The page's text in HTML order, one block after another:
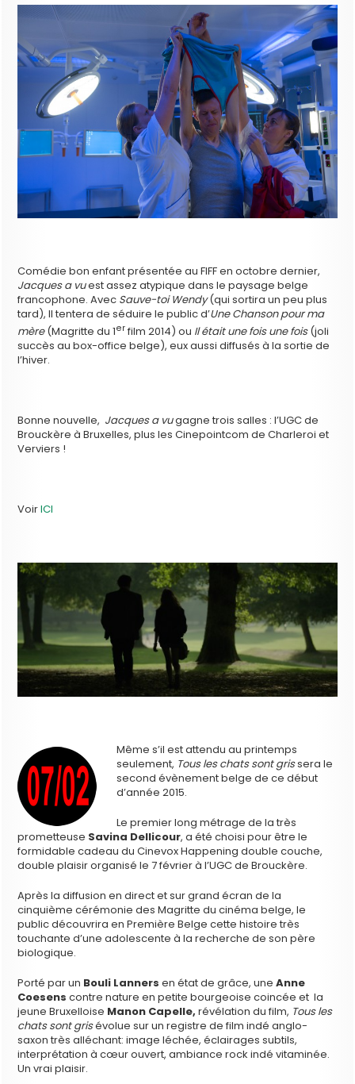
Comédie bon enfant présentée au FIFF en octobre dernier,
Jacques a vuest assez atypique dans le paysage belge
francophone. Avec Sauve-toi Wendy(qui sortira un peu plus
tard), Il tentera de séduire le public d’Une Chanson pour ma
mère(Magritte du 1er film 2014) ou Il était une fois une fois(joli
succès au box-office belge), eux aussi diffusés à la sortie de
l’hiver.
Bonne nouvelle, Jacques a vugagne trois salles : l’UGC de
Brouckère à Bruxelles, plus les Cinepointcom de Charleroi et
Verviers !
VoirICI
Même s’il est attendu au printemps
seulement, Tous les chats sont grissera le
second évènement belge de ce début
d’année 2015.
Le premier long métrage de la très
prometteuse Savina Dellicour, a été choisi pour être le
formidable cadeau du Cinevox Happening double couche,
double plaisir organisé le 7 février à l’UGC de Brouckère.
Après la diffusion en direct et sur grand écran de la
cinquième cérémonie des Magritte du cinéma belge, le
public découvrira en Première Belge cette histoire très
touchante d’une adolescente à la recherche de son père
biologique.
Porté par un Bouli Lanners en état de grâce, uneAnne
Coesens contre nature en petite bourgeoise coincée et la
jeune Bruxelloise Manon Capelle, révélation du film, Tous les
chats sont grisévolue sur un registre de film indé anglo-
saxon très alléchant: image léchée, éclairages subtils,
interprétation à cœur ouvert, ambiance rock indé vitaminée.
Un vrai plaisir.